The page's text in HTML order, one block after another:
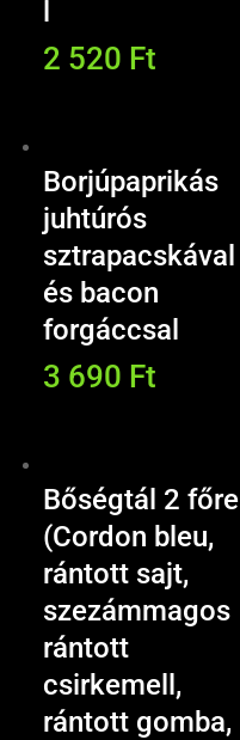
2 520 Ft
Borjúpaprikás
juhtúrós
sztrapacskával
és bacon
forgáccsal
3 690 Ft
Bőségtál 2 főre
(Cordon bleu,
rántott sajt,
szezámmagos
rántott
csirkemell,
rántott gomba,